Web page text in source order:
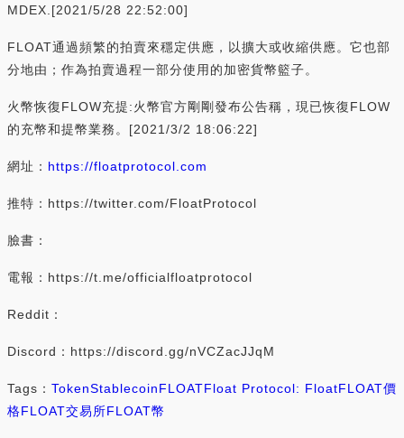
MDEX.[2021/5/28 22:52:00]
FLOAT通過頻繁的拍賣來穩定供應，以擴大或收縮供應。它也部
分地由；作為拍賣過程一部分使用的加密貨幣籃子。
火幣恢復FLOW充提:火幣官方剛剛發布公告稱，現已恢復FLOW
的充幣和提幣業務。[2021/3/2 18:06:22]
網址： https://floatprotocol.com
推特：https://twitter.com/FloatProtocol
臉書：
電報：https://t.me/officialfloatprotocol
Reddit：
Discord：https://discord.gg/nVCZacJJqM
Tags： TokenStablecoinFLOATFloat Protocol: FloatFLOAT價
格FLOAT交易所FLOAT幣